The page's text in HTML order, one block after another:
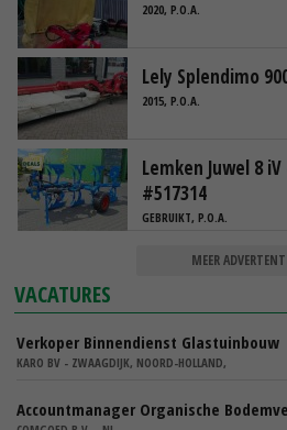
2020, P.O.A.
Lely Splendimo
2015, P.O.A.
Lemken Juwel 8
#517314
GEBRUIKT, P.O.A.
MEER
VACATURES
Verkoper Binnendienst Glastuinbouw
KARO BV - ZWAAGDIJK, NOORD-HOLLAND,
Accountmanager Organische